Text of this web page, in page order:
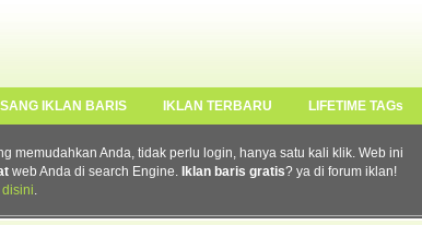
IKLAN BARIS IKLAN TERBARU LIFETIME TAGs
memudahkan Anda, tidak perlu login, hanya satu kali klik. Web ini
web Anda di search Engine. Iklan baris gratis? ya di forum iklan!
disini.